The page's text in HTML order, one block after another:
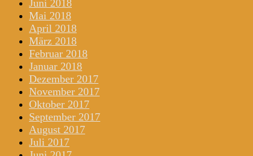
Juni 2018
Mai 2018
April 2018
März 2018
Februar 2018
Januar 2018
Dezember 2017
November 2017
Oktober 2017
September 2017
August 2017
Juli 2017